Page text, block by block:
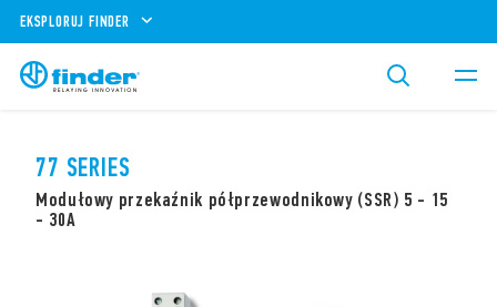
EKSPLORUJ FINDER
77 SERIES
Modułowy przekaźnik półprzewodnikowy (SSR) 5 - 15
- 30A